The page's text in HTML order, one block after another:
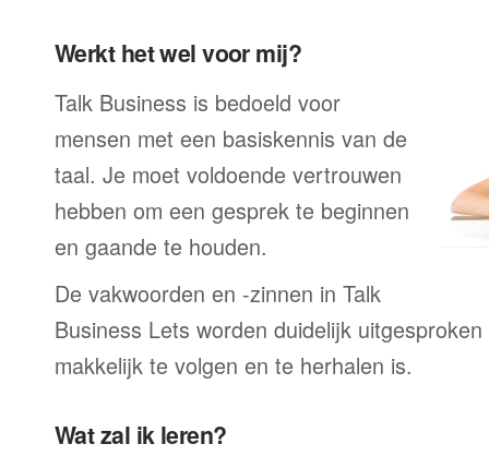
Werkt het wel voor mij?
Talk Business is bedoeld voor
mensen met een basiskennis van de
taal. Je moet voldoende vertrouwen
hebben om een gesprek te beginnen
en gaande te houden.
De vakwoorden en -zinnen in Talk
Business Lets worden duidelijk
makkelijk te volgen en te herhalen is.
Wat zal ik leren?